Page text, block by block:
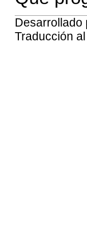
Desarrollado
Traducción